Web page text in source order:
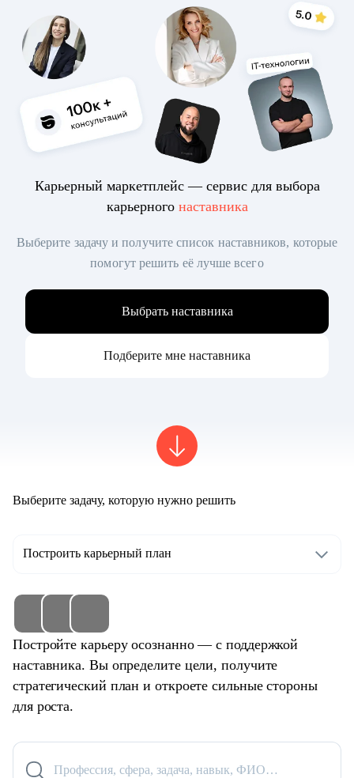
Карьерный маркетплейс — сервис для выбора
карьерного наставника
Выберите задачу и получите список наставников, которые
помогут решить её лучше всего
Выбрать наставника
Подберите мне наставника
Выберите задачу, которую нужно решить
Построить карьерный план
Постройте карьеру осознанно — с поддержкой
наставника. Вы определите цели, получите
стратегический план и откроете сильные стороны
для роста.
Профессия, сфера, задача, навык, ФИО…